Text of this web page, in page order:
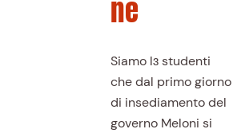
ne
Siamo lɜ studenti
che dal primo giorno
di insediamento del
governo Meloni si